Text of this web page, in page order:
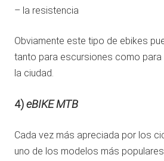
– la resistencia
Obviamente este tipo de ebikes
tanto para escursiones como
la ciudad.
4)eBIKE MTB
Cada vez más apreciada por los
uno de los modelos más